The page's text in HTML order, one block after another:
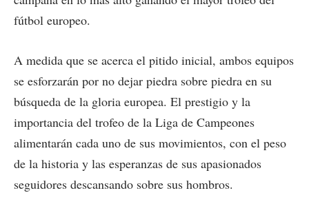
fútbol europeo.
A medida que se acerca el pitido inicial, ambos equipos
se esforzarán por no dejar piedra sobre piedra en su
búsqueda de la gloria europea. El prestigio y la
importancia del trofeo de la Liga de Campeones
alimentarán cada uno de sus movimientos, con el peso
de la historia y las esperanzas de sus apasionados
seguidores descansando sobre sus hombros.